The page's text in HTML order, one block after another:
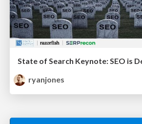
ryanjones